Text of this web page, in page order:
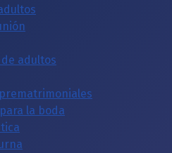
adultos
la boda